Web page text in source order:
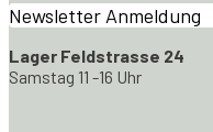
Newsletter Anmeldung
Lager Feldstrasse 24
Samstag 11 -16 Uhr